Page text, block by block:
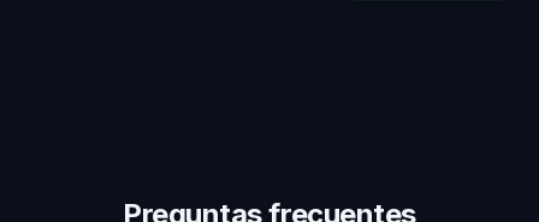
Preguntas frecuentes